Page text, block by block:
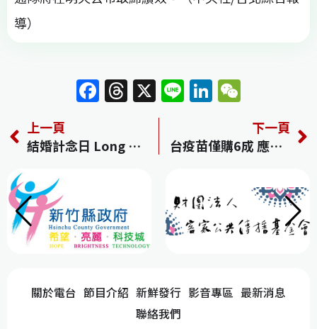
導）
F
a
c
e
o
o
k
T
h
a
s
X Li
n
e
Li
n
k
e
n
C
h
at
上一頁
結婚計念日 Long Story Short
下一頁
台疫苗僅購6成 應朝全人口邁進
關於電台 節目介紹 新鮮發行 影音專區 最新消息
聯絡我們